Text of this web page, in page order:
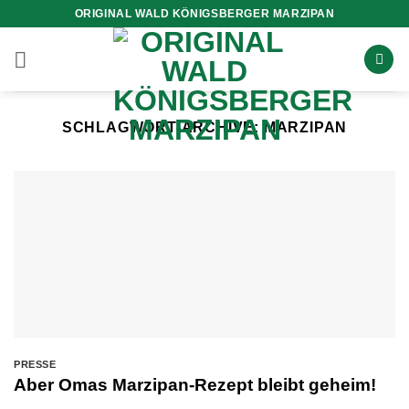
springen
ORIGINAL WALD KÖNIGSBERGER MARZIPAN
SCHLAGWORT-ARCHIVE: MARZIPAN
PRESSE
Aber Omas Marzipan-Rezept bleibt geheim!